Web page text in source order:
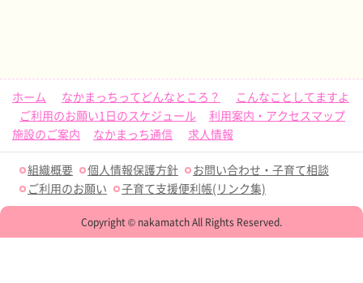
ホーム なかまっちってどんなところ？
こんなことしてますよ
ご利用のお願い1日のスケジュール
利用案内・アクセスマップ
施設のご案内
なかまっち通信 求人情報
組織概要 個人情報保護方針
お問い合わせ・子育て相談
ご利用のお願い
子育て支援便利帳(リンク集)
Copyright © nakamatch All Rights Reserved.